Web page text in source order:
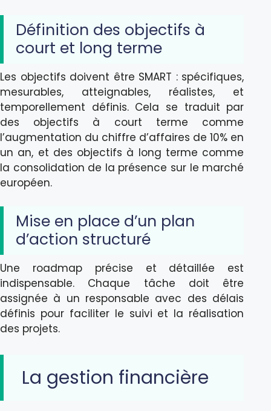
Définition des objectifs à
court et long terme
Les objectifs doivent être SMART : spécifiques,
mesurables, atteignables, réalistes, et
temporellement définis. Cela se traduit par
des objectifs à court terme comme
l’augmentation du chiffre d’affaires de 10% en
un an, et des objectifs à long terme comme
la consolidation de la présence sur le marché
européen.
Mise en place d’un plan
d’action structuré
Une roadmap précise et détaillée est
indispensable. Chaque tâche doit être
assignée à un responsable avec des délais
définis pour faciliter le suivi et la réalisation
des projets.
La gestion financière